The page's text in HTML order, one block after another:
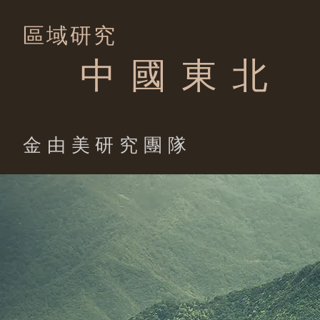
區域研究
中 國 東 北
​金由美研究團隊